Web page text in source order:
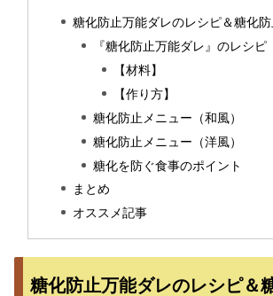
糖化防止万能ダレのレシピ＆糖化防
『糖化防止万能ダレ』のレシピ
【材料】
【作り方】
糖化防止メニュー（和風）
糖化防止メニュー（洋風）
糖化を防ぐ食事のポイント
まとめ
オススメ記事
糖化防止万能ダレのレシピ＆